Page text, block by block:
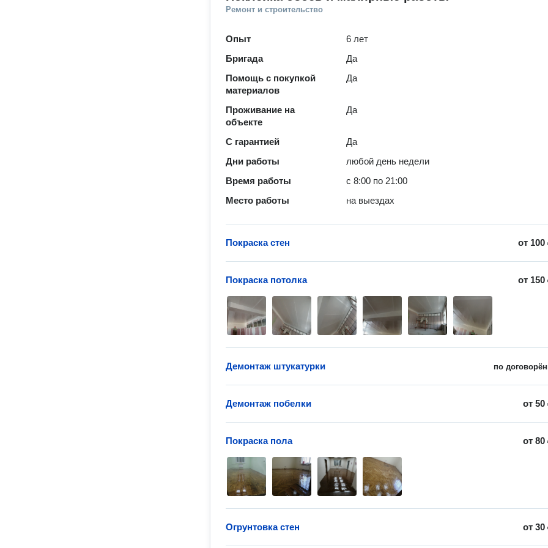
Ремонт и строительство
Опыт
6 лет
Бригада
Да
Помощь с покупкой
материалов
Да
Проживание на
объекте
Да
С гарантией
Да
Дни работы
любой день недели
Время работы
с 8:00 по 21:00
Место работы
на выездах
от 100
Покраска стен
от 150
Покраска потолка
по
Демонтаж штукатурки
от50
Демонтаж побелки
от80
Покраска пола
от30
Огрунтовка стен